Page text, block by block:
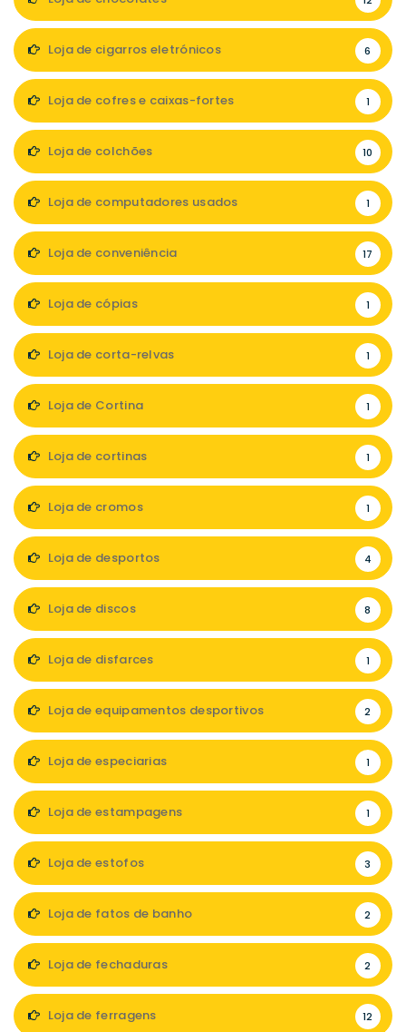
Loja de cigarros eletrónicos 6
Loja de cofres e caixas-fortes 1
Loja de colchões 10
Loja de computadores usados 1
Loja de conveniência 17
Loja de cópias 1
Loja de corta-relvas 1
Loja de Cortina 1
Loja de cortinas 1
Loja de cromos 1
Loja de desportos 4
Loja de discos 8
Loja de disfarces 1
Loja de equipamentos desportivos 2
Loja de especiarias 1
Loja de estampagens 1
Loja de estofos 3
Loja de fatos de banho 2
Loja de fechaduras 2
Loja de ferragens 12